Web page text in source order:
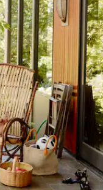
ou en appuyant